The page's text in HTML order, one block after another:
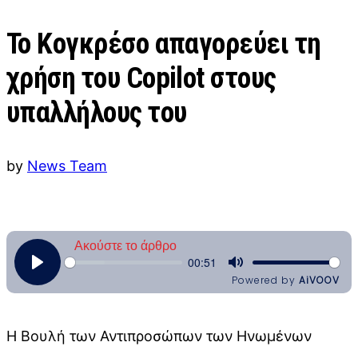
Το Κογκρέσο απαγορεύει τη
χρήση του Copilot στους
υπαλλήλους του
by News Team
Η Βουλή των Αντιπροσώπων των Ηνωμένων